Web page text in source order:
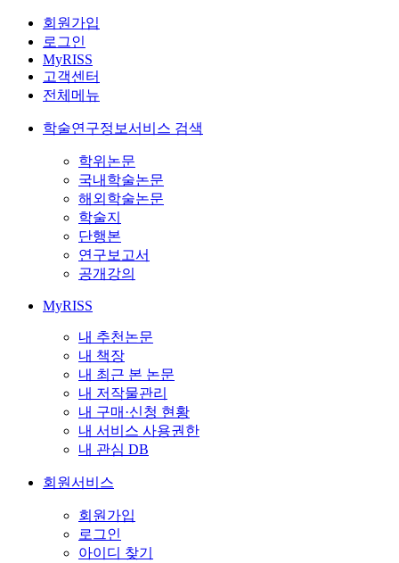
회원가입
로그인
MyRISS
고객센터
전체메뉴
학술연구정보서비스 검색
학위논문
국내학술논문
해외학술논문
학술지
단행본
연구보고서
공개강의
MyRISS
내 추천논문
내 책장
내 최근 본 논문
내 저작물관리
내 구매·신청 현황
내 서비스 사용권한
내 관심 DB
회원서비스
회원가입
로그인
아이디 찾기